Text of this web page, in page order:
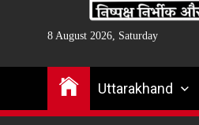
8 August 2026, Saturday
Uttarakhand